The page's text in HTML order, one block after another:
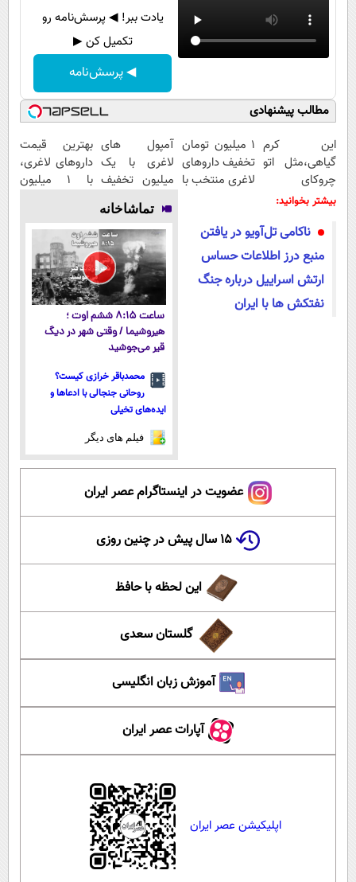
یادت ببر! ◀ پرسش‌نامه رو
تکمیل کن ▶
◀ پرسش‌نامه
مطالب پیشنهادی
این کرم
گیاهی،مثل اتو
چروکای
پوستتوصاف
۱ میلیون تومان
تخفیف داروهای
لاغری منتخب با
نزدیکت
آمپول های
لاغری با یک
میلیون تخفیف
| ارسال از
داروخانه های
معتبر
بهترین قیمت
داروهای لاغری،
با ۱ میلیون
بیشتر بخوانید:
ناکامی تل‌آویو در یافتن
منبع درز اطلاعات حساس
ارتش اسراییل درباره جنگ
نفتکش ها با ایران
تماشاخانه
ساعت ۸:۱۵ ششم اوت ؛
هیروشیما / وقتی شهر در دیگ
قیر می‌جوشید
محمدباقر خرازی کیست؟
روحانی جنجالی با ادعاها و
ایده‌های تخیلی
فیلم های دیگر
عضویت در اینستاگرام عصر ایران
۱۵ سال پیش در چنین روزی
این لحظه با حافظ
گلستان سعدی
آموزش زبان انگلیسی
آپارات عصر ایران
اپلیکیشن عصر ایران